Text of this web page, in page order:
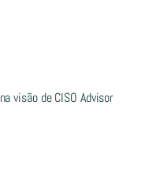
visão de CISO Advisor